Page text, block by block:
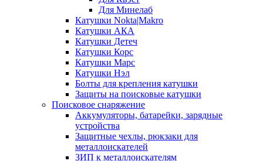
Для Минелаб
Катушки Nokta|Makro
Катушки АКА
Катушки Детеч
Катушки Корс
Катушки Марс
Катушки Нэл
Болты для крепления катушки
Защиты на поисковые катушки
Поисковое снаряжение
Аккумуляторы, батарейки, зарядные
устройства
Защитные чехлы, рюкзаки для
металлоискателей
ЗИП к металлоискателям